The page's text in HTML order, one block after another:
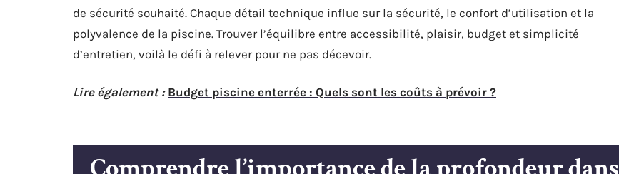
de sécurité souhaité. Chaque détail technique influe sur la sécurité, le confort d’utilisation et la
polyvalence de la piscine. Trouver l’équilibre entre accessibilité, plaisir, budget et simplicité
d’entretien, voilà le défi à relever pour ne pas décevoir.
Lire également : Budget piscine enterrée : Quels sont les coûts à prévoir ?